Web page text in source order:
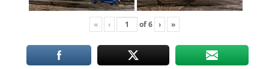
« ‹ of6 › »